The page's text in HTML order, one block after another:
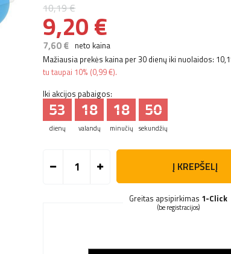
10,19 €
9,20 €
7,60 € neto kaina
Mažiausia prekės kaina per 30 dienų iki nuolaidos:
tu taupai 10% (0,99 €).
Iki akcijos pabaigos:
dienų
53
valandų
18
minučių
18
sekundžių
49
Į KREPŠELĮ
Greitas apsipirkimas 1-Click
(be registracijos)